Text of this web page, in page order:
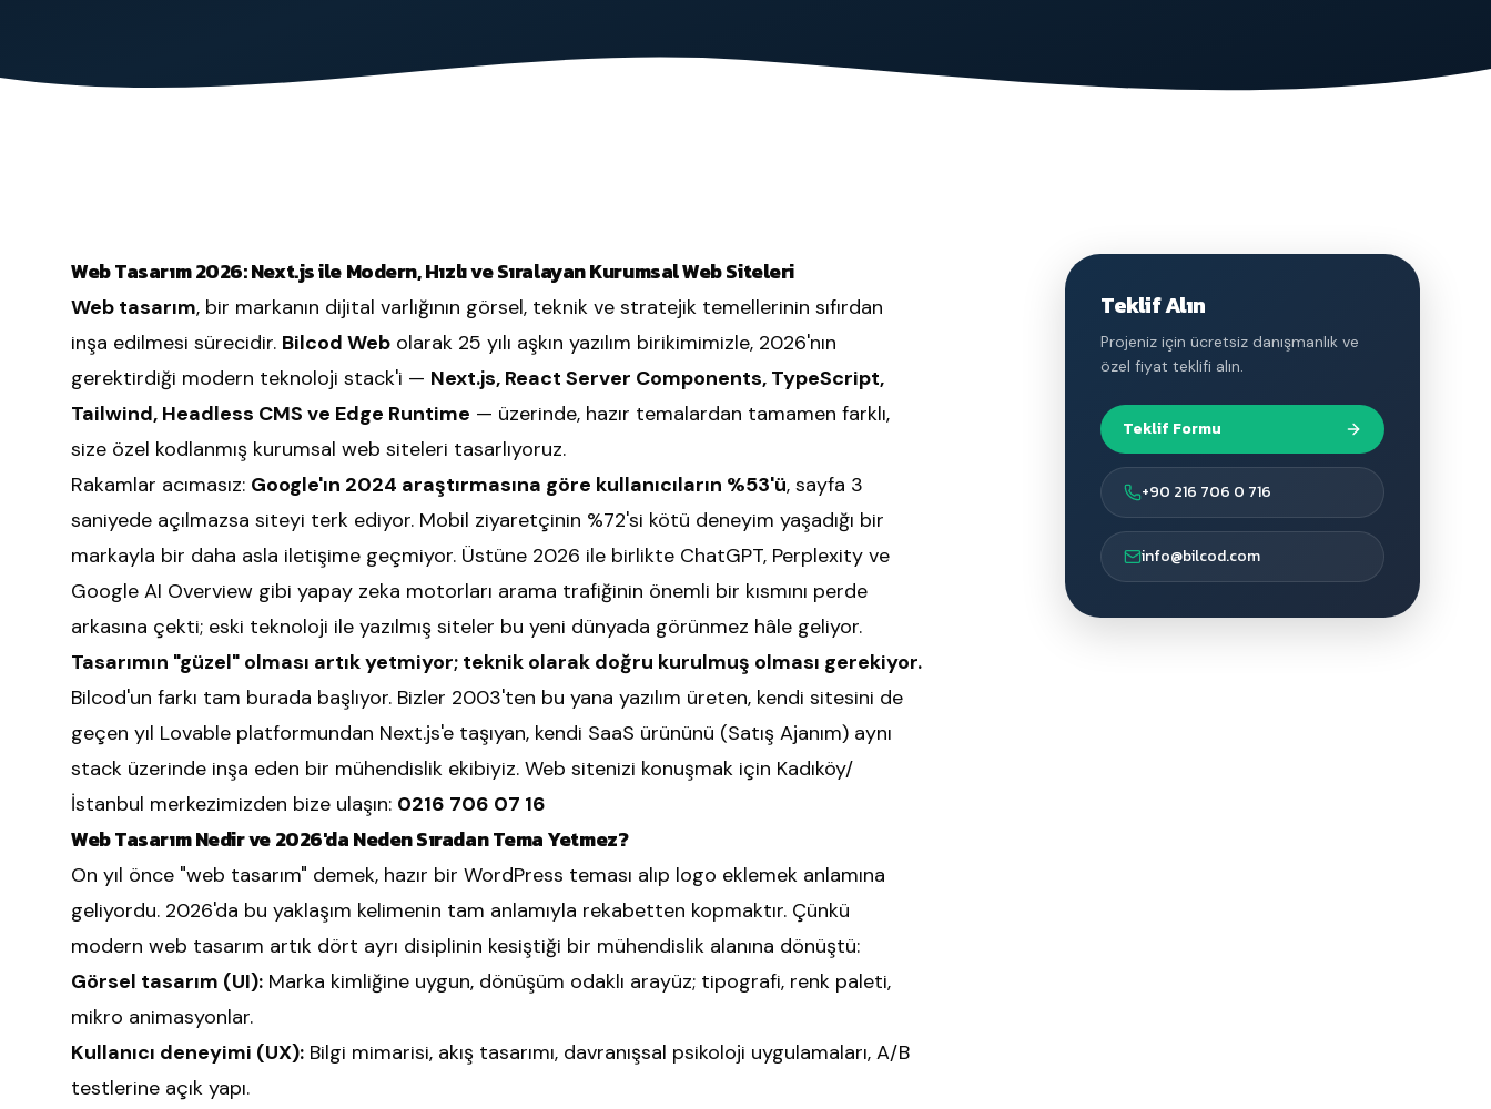
Web Tasarım 2026: Next.js ile Modern, Hızlı ve Sıralayan Kurumsal Web Siteleri
Web tasarım, bir markanın dijital varlığının görsel, teknik ve stratejik temellerinin sıfırdan
inşa edilmesi sürecidir. Bilcod Web olarak 25 yılı aşkın yazılım birikimimizle, 2026'nın
gerektirdiği modern teknoloji stack'i — Next.js, React Server Components, TypeScript,
Tailwind, Headless CMS ve Edge Runtime — üzerinde, hazır temalardan tamamen farklı,
size özel kodlanmış kurumsal web siteleri tasarlıyoruz.
Rakamlar acımasız: Google'ın 2024 araştırmasına göre kullanıcıların %53'ü, sayfa 3
saniyede açılmazsa siteyi terk ediyor. Mobil ziyaretçinin %72'si kötü deneyim yaşadığı bir
markayla bir daha asla iletişime geçmiyor. Üstüne 2026 ile birlikte ChatGPT, Perplexity ve
Google AI Overview gibi yapay zeka motorları arama trafiğinin önemli bir kısmını perde
arkasına çekti; eski teknoloji ile yazılmış siteler bu yeni dünyada görünmez hâle geliyor.
Tasarımın "güzel" olması artık yetmiyor; teknik olarak doğru kurulmuş olması gerekiyor.
Bilcod'un farkı tam burada başlıyor. Bizler 2003'ten bu yana yazılım üreten, kendi sitesini de
geçen yıl Lovable platformundan Next.js'e taşıyan, kendi SaaS ürününü (Satış Ajanım) aynı
stack üzerinde inşa eden bir mühendislik ekibiyiz. Web sitenizi konuşmak için Kadıköy/
İstanbul merkezimizden bize ulaşın: 0216 706 07 16
Web Tasarım Nedir ve 2026'da Neden Sıradan Tema Yetmez?
On yıl önce "web tasarım" demek, hazır bir WordPress teması alıp logo eklemek anlamına
geliyordu. 2026'da bu yaklaşım kelimenin tam anlamıyla rekabetten kopmaktır. Çünkü
modern web tasarım artık dört ayrı disiplinin kesiştiği bir mühendislik alanına dönüştü:
Görsel tasarım (UI): Marka kimliğine uygun, dönüşüm odaklı arayüz; tipografi, renk paleti,
mikro animasyonlar.
Kullanıcı deneyimi (UX): Bilgi mimarisi, akış tasarımı, davranışsal psikoloji uygulamaları, A/B
testlerine açık yapı.
Teklif Alın
Projeniz için ücretsiz danışmanlık ve
özel fiyat teklifi alın.
Teklif Formu
+90 216 706 0 716
info@bilcod.com